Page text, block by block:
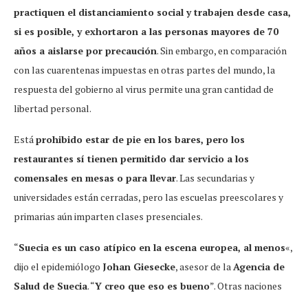
practiquen el distanciamiento social y trabajen desde casa,
si es posible, y exhortaron a las personas mayores de 70
años a aislarse por precaución. Sin embargo, en comparación
con las cuarentenas impuestas en otras partes del mundo, la
respuesta del gobierno al virus permite una gran cantidad de
libertad personal.
Estáprohibido estar de pie en los bares, pero los
restaurantes sí tienen permitido dar servicio a los
comensales en mesas o para llevar. Las secundarias y
universidades están cerradas, pero las escuelas preescolares y
primarias aún imparten clases presenciales.
“Suecia es un caso atípico en la escena europea, al menos«,
dijo el epidemiólogo Johan Giesecke, asesor de laAgencia de
Salud de Suecia. “Y creo que eso es bueno”. Otras naciones